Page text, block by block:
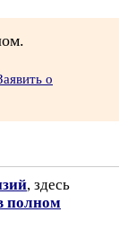
о
, здесь
полном